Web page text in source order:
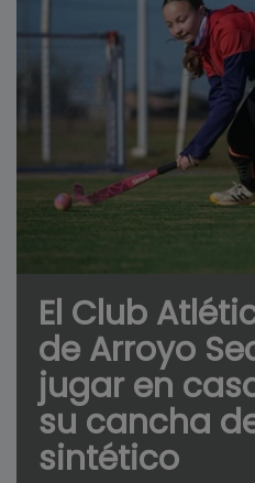
El Club
de Arroyo
jugar en
su cancha
sintético